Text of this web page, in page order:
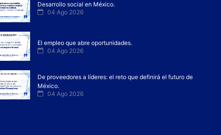
Desarrollo social en México.
04 Ago 2026
El empleo que abre oportunidades.
04 Ago 2026
De proveedores a líderes: el reto que definirá el futuro de
México.
04 Ago 2026